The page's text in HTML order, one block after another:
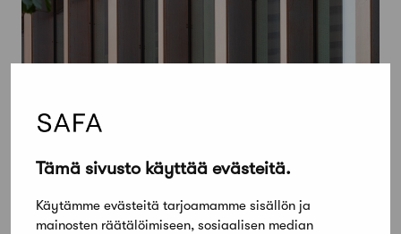
Tämä sivusto käyttää evästeitä.
Käytämme evästeitä tarjoamamme sisällön ja
mainosten räätälöimiseen, sosiaalisen median